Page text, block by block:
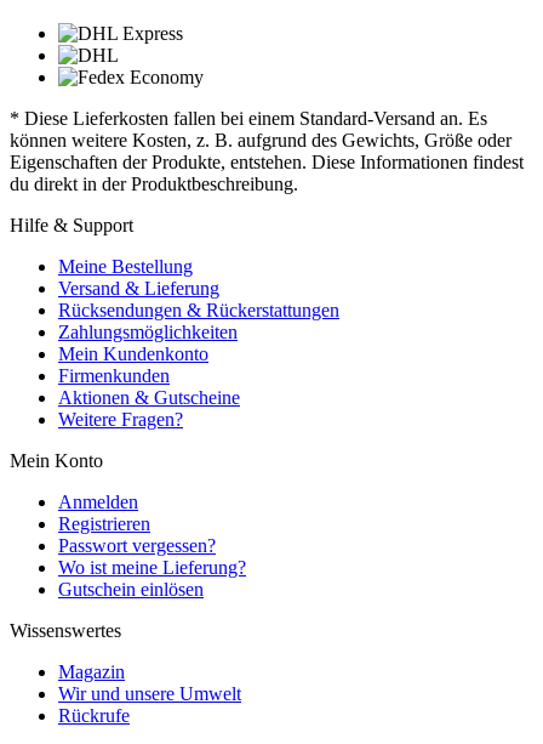
* Diese Lieferkosten fallen bei einem Standard-Versand an. Es
können weitere Kosten, z. B. aufgrund des Gewichts, Größe oder
Eigenschaften der Produkte, entstehen. Diese Informationen findest
du direkt in der Produktbeschreibung.
Hilfe & Support
Meine Bestellung
Versand & Lieferung
Rücksendungen & Rückerstattungen
Zahlungsmöglichkeiten
Mein Kundenkonto
Firmenkunden
Aktionen & Gutscheine
Weitere Fragen?
Mein Konto
Anmelden
Registrieren
Passwort vergessen?
Wo ist meine Lieferung?
Gutschein einlösen
Wissenswertes
Magazin
Wir und unsere Umwelt
Rückrufe